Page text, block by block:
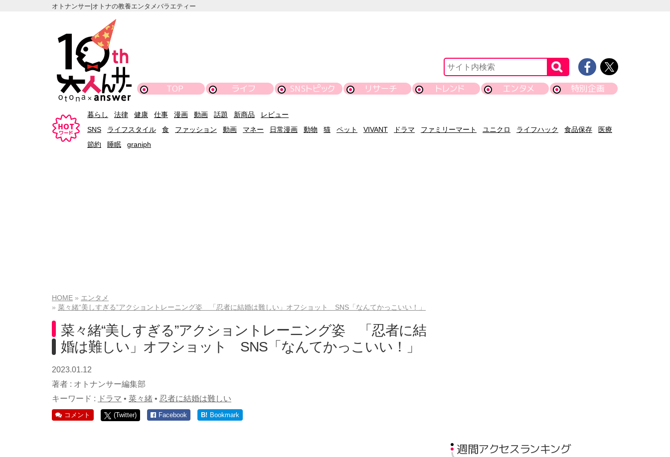
オトナンサー|オトナの教養エンタメバラエティー
TOP ライフ SNSトピック リサーチ トレンド エンタメ 特別企画
暮らし 法律 健康 仕事 漫画 動画 話題 新商品
レビュー
SNS
ライフスタイル 食 ファッション 動画 マネー 日常漫画 動物 猫 ペット VIVANT ドラマ ファミリーマート ユニクロ ライフハック 食品保存
医療
節約
睡眠 graniph
HOME
エンタメ
菜々緒“美しすぎる”アクショントレーニング姿 「忍者に結婚は難しい」オフショット SNS「なんてかっこいい！」
菜々緒“美しすぎる”アクショントレーニング姿 「忍者に結
婚は難しい」オフショット SNS「なんてかっこいい！」
2023.01.12
著者 : オトナンサー編集部
キーワード :
ドラマ • 菜々緒 • 忍者に結婚は難しい
コメント (Twitter) Facebook B! Bookmark
週間アクセスランキング